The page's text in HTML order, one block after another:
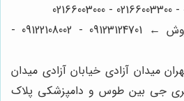
خط مستقیم مشاوران فروش ← 09123124701 - 09122108002 -
میدان آزادی خیابان آزادی میدان
معین خیابان ۲۱ متری جی بین طوس و دامپزشکی پلاک